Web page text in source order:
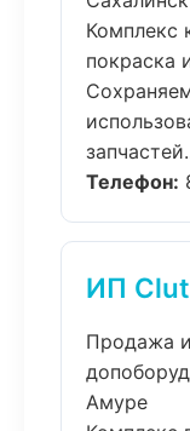
Комплекс
покраска
Телефон:
ИП
Продажа
Амуре